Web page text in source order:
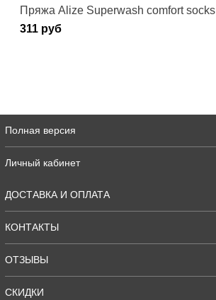
Пряжа Alize Superwash comfort socks
311 руб
Полная версия
Личный кабинет
ДОСТАВКА И ОПЛАТА
КОНТАКТЫ
ОТЗЫВЫ
СКИДКИ